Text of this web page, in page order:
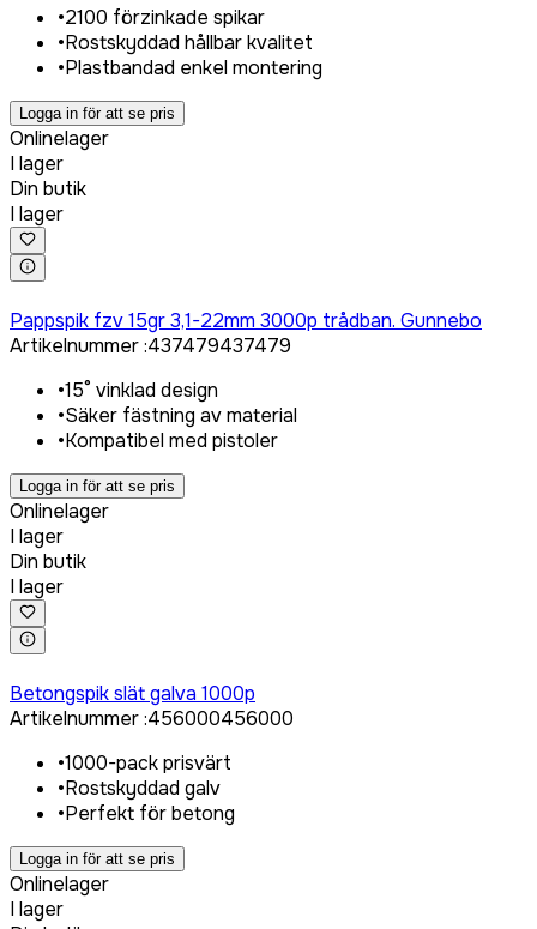
•2100 förzinkade spikar
•Rostskyddad hållbar kvalitet
•Plastbandad enkel montering
Logga in för att se pris
Onlinelager
I lager
Din butik
I lager
Pappspik fzv 15gr 3,1-22mm 3000p trådban. Gunnebo
Artikelnummer:437479437479
•15° vinklad design
•Säker fästning av material
•Kompatibel med pistoler
Logga in för att se pris
Onlinelager
I lager
Din butik
I lager
Betongspik slät galva 1000p
Artikelnummer:456000456000
•1000-pack prisvärt
•Rostskyddad galv
•Perfekt för betong
Logga in för att se pris
Onlinelager
I lager